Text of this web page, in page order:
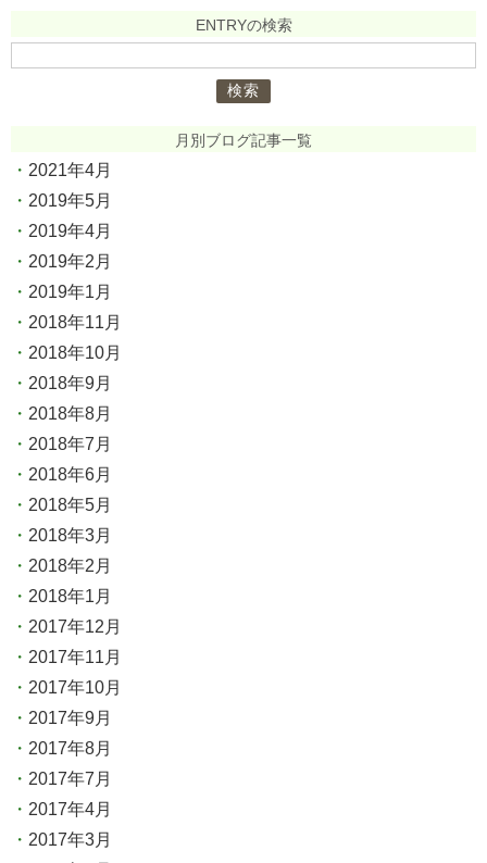
ENTRYの検索
月別ブログ記事一覧
2021年4月
2019年5月
2019年4月
2019年2月
2019年1月
2018年11月
2018年10月
2018年9月
2018年8月
2018年7月
2018年6月
2018年5月
2018年3月
2018年2月
2018年1月
2017年12月
2017年11月
2017年10月
2017年9月
2017年8月
2017年7月
2017年4月
2017年3月